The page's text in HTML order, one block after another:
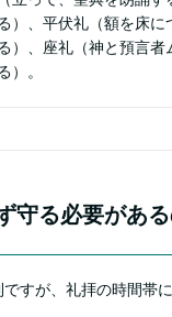
）、平伏礼（額を床に
）、座礼（神と預言者
）。
守る必要があ
すが、礼拝の時間帯